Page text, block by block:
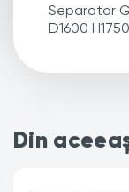
Separator
D1600
Din